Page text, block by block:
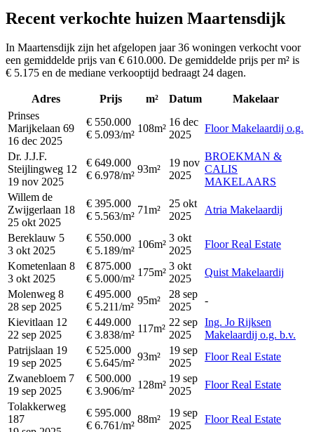
Recent verkochte huizen Maartensdijk
In Maartensdijk zijn het afgelopen jaar 36 woningen verkocht voor
een gemiddelde prijs van € 610.000. De gemiddelde prijs per m² is
€ 5.175 en de mediane verkooptijd bedraagt 24 dagen.
Adres Prijs m² Datum
Makelaar
Prinses
Marijkelaan 69
16 dec 2025
€ 550.000
€ 5.093/m²
108m²
16 dec
2025
Floor Makelaardij o.g.
Dr. J.J.F.
Steijlingweg 12
19 nov 2025
€ 649.000
€ 6.978/m²
93m²
19 nov
2025
BROEKMAN &
CALIS
MAKELAARS
Willem de
Zwijgerlaan 18
25 okt 2025
€ 395.000
€ 5.563/m²
71m²
25 okt
2025
Atria Makelaardij
Bereklauw 5
3 okt 2025
€ 550.000
€ 5.189/m²
106m²
3 okt
2025
Floor Real Estate
Kometenlaan 8
3 okt 2025
€ 875.000
€ 5.000/m²
175m²
3 okt
2025
Quist Makelaardij
Molenweg 8
28 sep 2025
€ 495.000
€ 5.211/m²
95m²
28 sep
2025
-
Kievitlaan 12
22 sep 2025
€ 449.000
€ 3.838/m²
117m²
22 sep
2025
Ing. Jo Rijksen
Makelaardij o.g. b.v.
Patrijslaan 19
19 sep 2025
€ 525.000
€ 5.645/m²
93m²
19 sep
2025
Floor Real Estate
Zwanebloem 7
19 sep 2025
€ 500.000
€ 3.906/m²
128m²
19 sep
2025
Floor Real Estate
Tolakkerweg
187
€ 595.000
€ 6.761/m²
88m²
19 sep
2025
Floor Real Estate